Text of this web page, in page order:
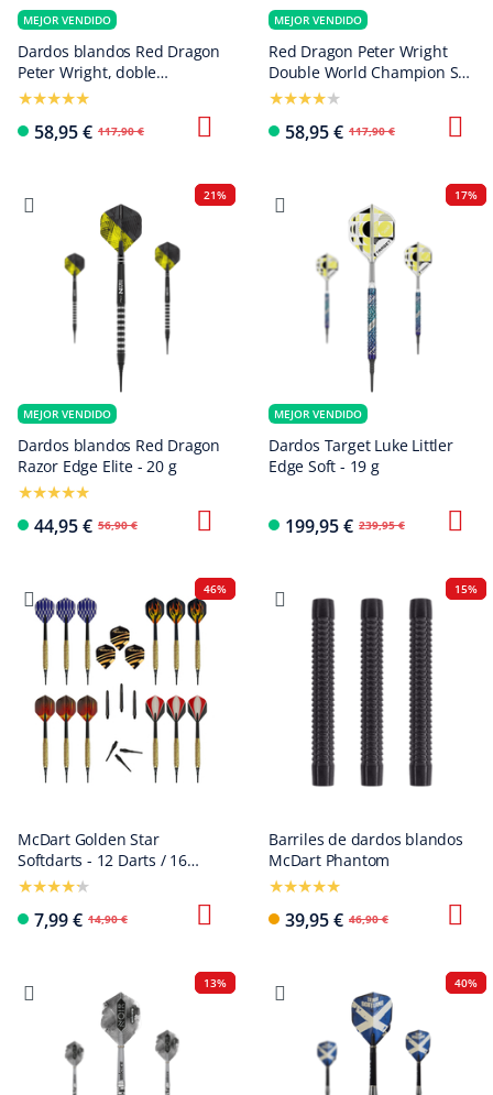
MEJOR VENDIDO
Dardos blandos Red Dragon
Peter Wright, doble
campeón mundial SE Gold
58,95 € 117,90 €
MEJOR VENDIDO
Red Dragon Peter Wright
Double World Champion SE
Black Softdarts - 20g
58,95 € 117,90 €
21%
MEJOR VENDIDO
Dardos blandos Red Dragon
Razor Edge Elite - 20 g
44,95 € 56,90 €
17%
MEJOR VENDIDO
Dardos Target Luke Littler
Edge Soft - 19 g
199,95 € 239,95 €
46%
McDart Golden Star
Softdarts - 12 Darts / 16
Gramm
7,99 € 14,90 €
15%
Barriles de dardos blandos
McDart Phantom
39,95 € 46,90 €
13% 40%